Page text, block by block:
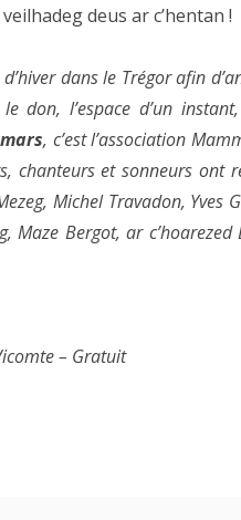
deus ar c’hentan !
dans le Trégor afin
don, l’espace d’un
, c’est l’association
chanteurs et sonneurs ont
Michel Travadon, Yves
Bergot, ar
– Gratuit